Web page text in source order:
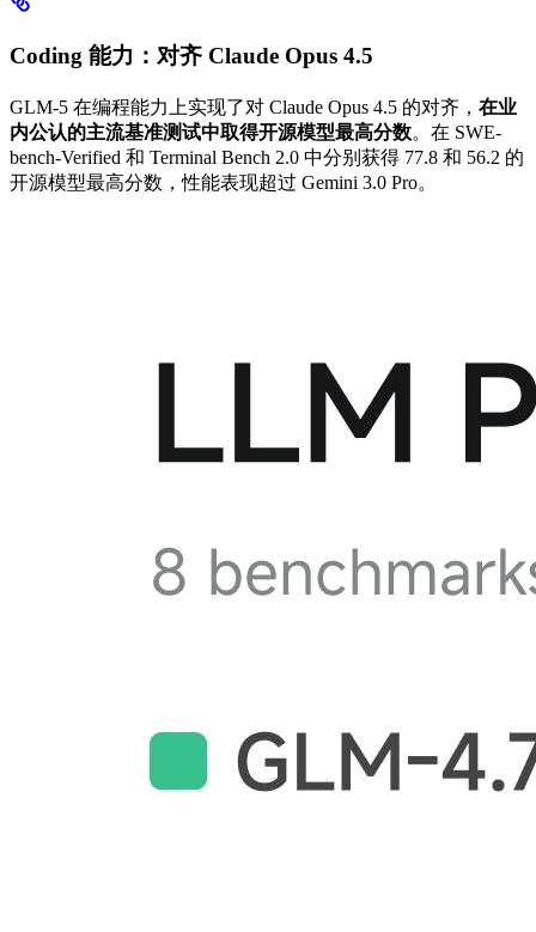
Coding 能力：对齐 Claude Opus 4.5
GLM-5 在编程能力上实现了对 Claude Opus 4.5 的对齐， 在业
内公认的主流基准测试中取得开源模型最高分数。在 SWE-
bench-Verified 和 Terminal Bench 2.0 中分别获得 77.8 和 56.2 的
开源模型最高分数，性能表现超过 Gemini 3.0 Pro。